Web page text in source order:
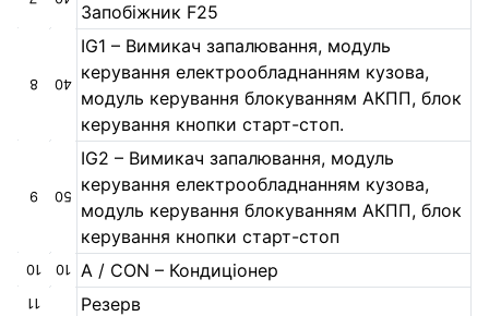
Запобіжник F25
8 40
IG1 – Вимикач запалювання, модуль
керування електрообладнанням кузова,
модуль керування блокуванням АКПП, блок
керування кнопки старт-стоп.
9 50
IG2 – Вимикач запалювання, модуль
керування електрообладнанням кузова,
модуль керування блокуванням АКПП, блок
керування кнопки старт-стоп
10 10 A / CON – Кондиціонер
11 Резерв